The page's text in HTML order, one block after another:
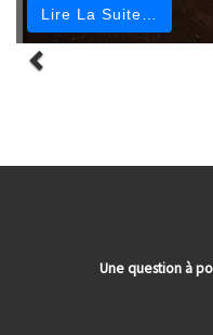
Lire La Suite…
Une question à